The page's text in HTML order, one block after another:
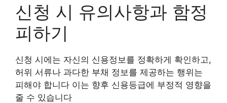
신청 시 유의사항과 함정
피하기
신청 시에는 자신의 신용정보를 정확하게 확인하고,
허위 서류나 과다한 부채 정보를 제공하는 행위는
피해야 합니다 이는 향후 신용등급에 부정적 영향을
줄 수 있습니다